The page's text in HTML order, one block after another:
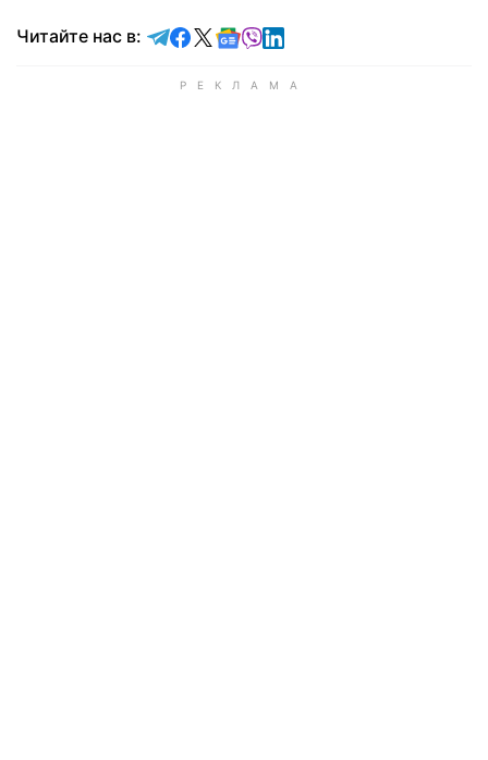
Читайте нас в: Читайте в Telegram
Читайте в Facebook
Читайте в X
Читайте в Google news
Читайте в Viber
Читайте в LinkedIn